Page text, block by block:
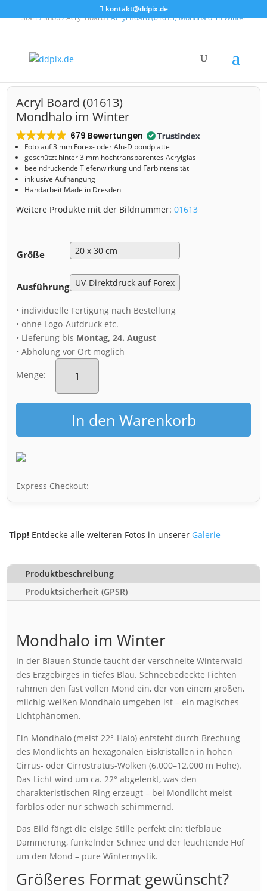
kontakt@ddpix.de
Start/Shop/Acryl Board/ Acryl Board (01613) Mondhalo im Winter
Acryl Board (01613)
Mondhalo im Winter
679 Bewertungen
Foto auf 3 mm Forex- oder Alu-Dibondplatte
geschützt hinter 3 mm hochtransparentes Acrylglas
beeindruckende Tiefenwirkung und Farbintensität
inklusive Aufhängung
Handarbeit Made in Dresden
Weitere Produkte mit der Bildnummer:01613
Größe
Ausführung
• individuelle Fertigung nach Bestellung
• ohne Logo-Aufdruck etc.
• Lieferung bis Montag, 24. August
• Abholung vor Ort möglich
Menge:
Acryl
Board
Mondhalo
im
Winter
MengeIn den Warenkorb
Express Checkout:
Tipp! Entdecke alle weiteren Fotos in unserer Galerie
Produktbeschreibung
Produktsicherheit (GPSR)
Mondhalo im Winter
In der Blauen Stunde taucht der verschneite Winterwald
des Erzgebirges in tiefes Blau. Schneebedeckte Fichten
rahmen den fast vollen Mond ein, der von einem großen,
milchig-weißen Mondhalo umgeben ist – ein magisches
Lichtphänomen.
Ein Mondhalo (meist 22°-Halo) entsteht durch Brechung
des Mondlichts an hexagonalen Eiskristallen in hohen
Cirrus- oder Cirrostratus-Wolken (6.000–12.000 m Höhe).
Das Licht wird um ca. 22° abgelenkt, was den
charakteristischen Ring erzeugt – bei Mondlicht meist
farblos oder nur schwach schimmernd.
Das Bild fängt die eisige Stille perfekt ein: tiefblaue
Dämmerung, funkelnder Schnee und der leuchtende Hof
um den Mond – pure Wintermystik.
Größeres Format gewünscht?